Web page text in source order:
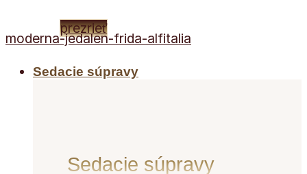
prezrieť
Sedacie súpravy
Sedacie súpravy
moderna-jedalen-frida-alfitalia